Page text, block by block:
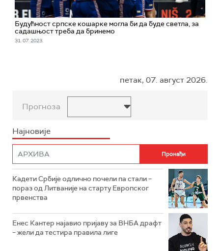
Будућност српске кошарке могла би да буде светла, за
садашњост треба да бринемо
31. 07. 2023.
петак, 07. август 2026.
Прогноза
Најновије
Кадети Србије одлично почели па стали –
пораз од Литваније на старту Европског
првенства
Енес Кантер најавио пријаву за ВНБА драфт
– жели да тестира правила лиге